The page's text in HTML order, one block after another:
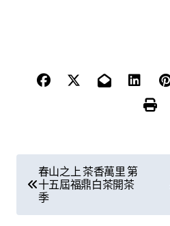
章
春山之上 茶香萬里 第
十五屆福鼎白茶開茶
季